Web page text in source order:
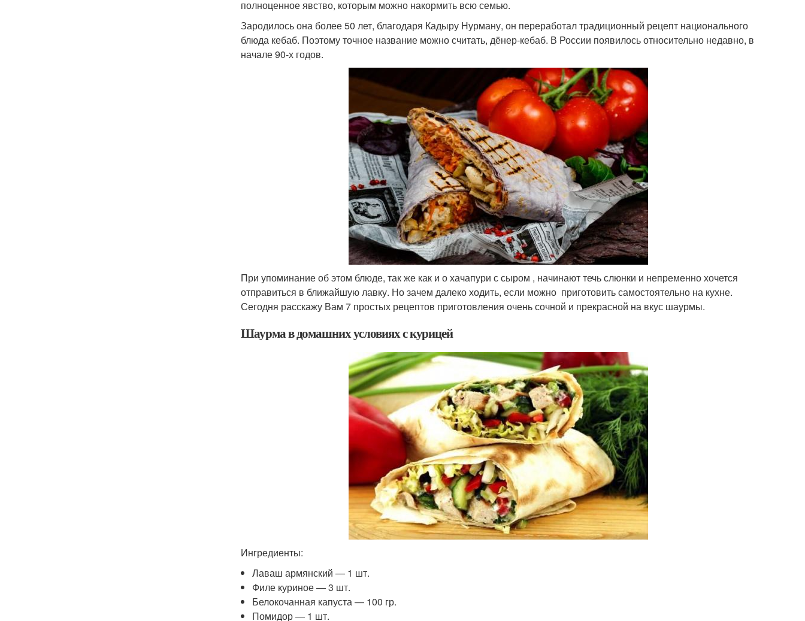
полноценное явство, которым можно накормить всю семью.
Зародилось она более 50 лет, благодаря Кадыру Нурману, он переработал традиционный рецепт национального
блюда кебаб. Поэтому точное название можно считать, дёнер-кебаб. В России появилось относительно недавно, в
начале 90-х годов.
При упоминание об этом блюде, так же как и о хачапури с сыром , начинают течь слюнки и непременно хочется
отправиться в ближайшую лавку. Но зачем далеко ходить, если можно приготовить самостоятельно на кухне.
Сегодня расскажу Вам 7 простых рецептов приготовления очень сочной и прекрасной на вкус шаурмы.
Шаурма в домашних условиях с курицей
Ингредиенты:
Лаваш армянский — 1 шт.
Филе куриное — 3 шт.
Белокочанная капуста — 100 гр.
Помидор — 1 шт.